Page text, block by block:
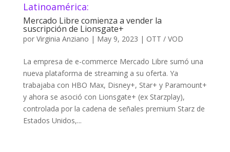
Latinoamérica:
Mercado Libre comienza a vender la
suscripción de Lionsgate+
por Virginia Anziano | May 9, 2023 | OTT / VOD
La empresa de e-commerce Mercado Libre sumó una
nueva plataforma de streaming a su oferta. Ya
trabajaba con HBO Max, Disney+, Star+ y Paramount+
y ahora se asoció con Lionsgate+ (ex Starzplay),
controlada por la cadena de señales premium Starz de
Estados Unidos,...